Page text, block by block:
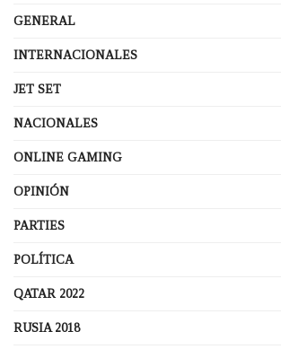
GENERAL
INTERNACIONALES
JET SET
NACIONALES
ONLINE GAMING
OPINIÓN
PARTIES
POLÍTICA
QATAR 2022
RUSIA 2018